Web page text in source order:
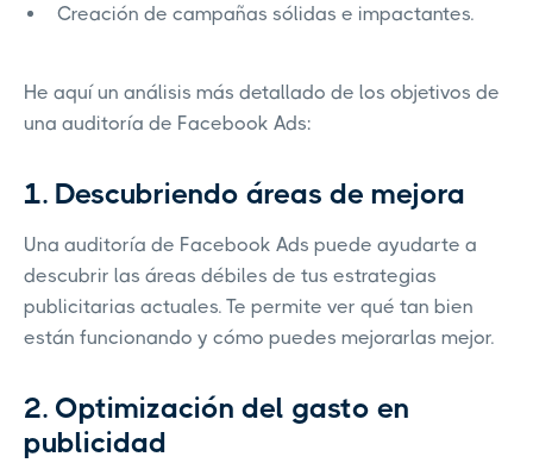
Creación de campañas sólidas e impactantes.
He aquí un análisis más detallado de los objetivos de
una auditoría de Facebook Ads:
1. Descubriendo áreas de mejora
Una auditoría de Facebook Ads puede ayudarte a
descubrir las áreas débiles de tus estrategias
publicitarias actuales. Te permite ver qué tan bien
están funcionando y cómo puedes mejorarlas mejor.
2. Optimización del gasto en
publicidad